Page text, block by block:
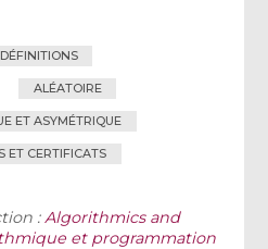
DÉFINITIONS
ALÉATOIRE
ET ASYMÉTRIQUE
ET CERTIFICATS
:Algorithmics and
et programmation